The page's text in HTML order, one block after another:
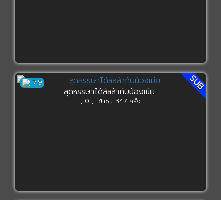
7.9 SUB
สุดหรรษาได้ลัลล้ากับน้องเมีย..
[ 0 ] เข้าชม 347 ครั้ง